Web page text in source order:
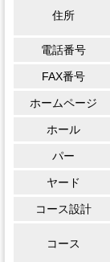
住所
電話番号
FAX番号
ホームページ
ホール
パー
ヤード
コース設計
コース